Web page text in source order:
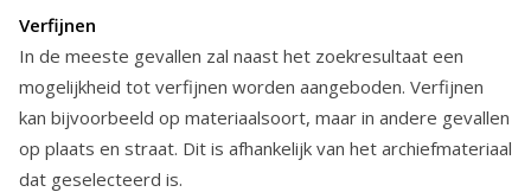
Verfijnen
In de meeste gevallen zal naast het zoekresultaat een
mogelijkheid tot verfijnen worden aangeboden. Verfijnen
kan bijvoorbeeld op materiaalsoort, maar in andere gevallen
op plaats en straat. Dit is afhankelijk van het archiefmateriaal
dat geselecteerd is.